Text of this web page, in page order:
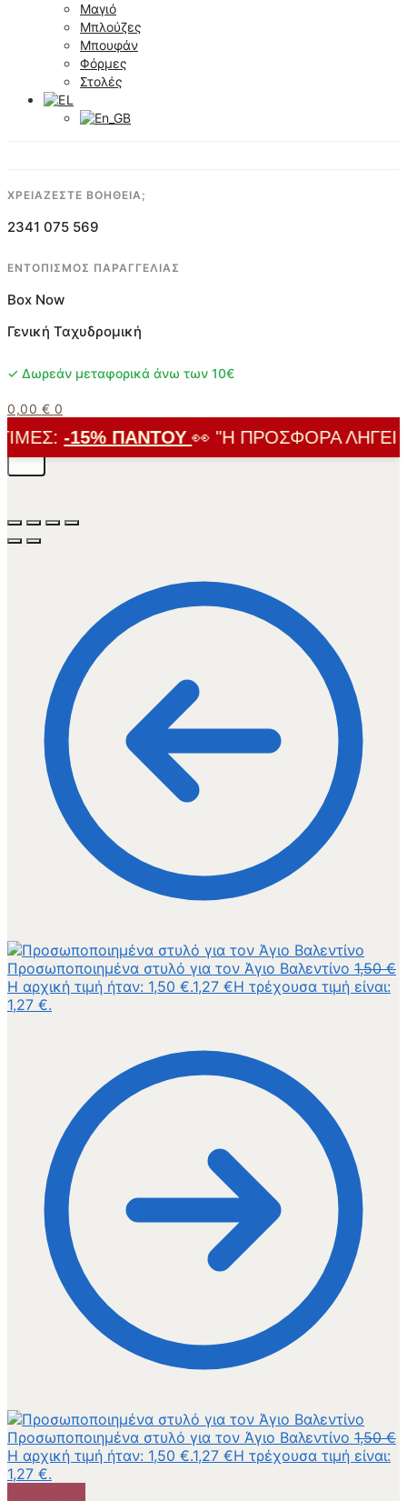
Μαγιό
Μπλούζες
Μπουφάν
Φόρμες
Στολές
ΧΡΕΙΑΖΕΣΤΕ ΒΟΗΘΕΙΑ;
2341 075 569
ΕΝΤΟΠΙΣΜΟΣ ΠΑΡΑΓΓΕΛΙΑΣ
Box Now
Γενική Ταχυδρομική
✓ Δωρεάν μεταφορικά άνω των 10€
0,00 € 0
-15% ΠΑΝΤΟΎ👀 "Η ΠΡΟΣΦΟΡΆ ΛΉΓΕΙ
Προσωποποιημένα στυλό για τον Άγιο Βαλεντίνο 1,50€
Η αρχική τιμή ήταν: 1,50 €.1,27 €Η τρέχουσα τιμή είναι:
1,27 €.
Προσωποποιημένα στυλό για τον Άγιο Βαλεντίνο 1,50€
Η αρχική τιμή ήταν: 1,50 €.1,27 €Η τρέχουσα τιμή είναι:
1,27 €.